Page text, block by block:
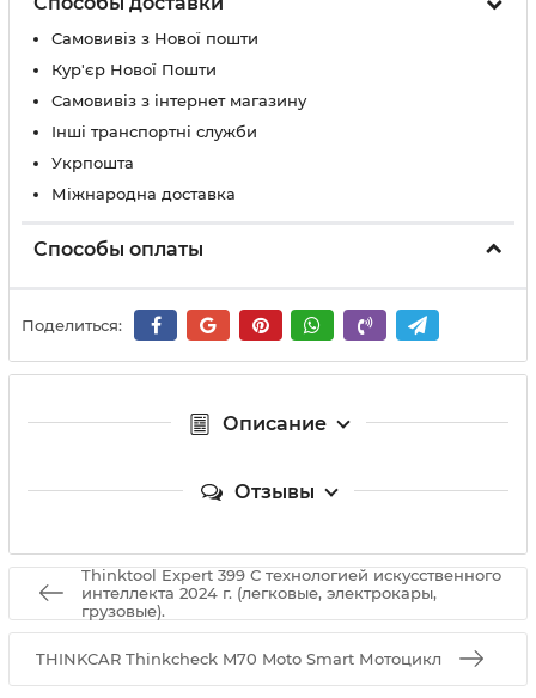
Самовивіз з Нової пошти
Кур'єр Нової Пошти
Самовивіз з інтернет магазину
Інші транспортні служби
Укрпошта
Міжнародна доставка
Способы оплаты
Поделиться:
Описание
Отзывы
Thinktool Expert 399 С технологией искусственного
интеллекта 2024 г. (легковые, электрокары,
грузовые).
THINKCAR Thinkcheck M70 Moto Smart Мотоцикл